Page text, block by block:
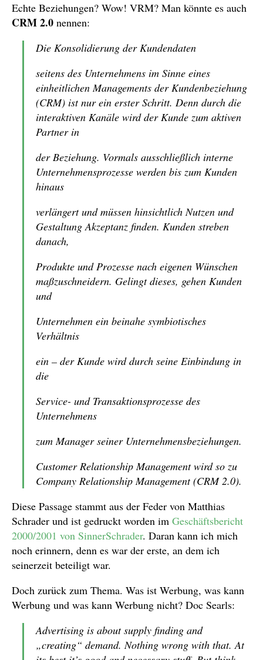
Echte Beziehungen? Wow! VRM? Man könnte es auch
CRM 2.0 nennen:
Die Konsolidierung der Kundendaten
seitens des Unternehmens im Sinne eines
einheitlichen Managements der Kundenbeziehung
(CRM) ist nur ein erster Schritt. Denn durch die
interaktiven Kanäle wird der Kunde zum aktiven
Partner in
der Beziehung. Vormals ausschließlich interne
Unternehmensprozesse werden bis zum Kunden
hinaus
verlängert und müssen hinsichtlich Nutzen und
Gestaltung Akzeptanz finden. Kunden streben
danach,
Produkte und Prozesse nach eigenen Wünschen
maßzuschneidern. Gelingt dieses, gehen Kunden
und
Unternehmen ein beinahe symbiotisches
Verhältnis
ein – der Kunde wird durch seine Einbindung in
die
Service- und Transaktionsprozesse des
Unternehmens
zum Manager seiner Unternehmensbeziehungen.
Customer Relationship Management wird so zu
Company Relationship Management (CRM 2.0).
Diese Passage stammt aus der Feder von Matthias
Schrader und ist gedruckt worden im Geschäftsbericht
2000/2001 von SinnerSchrader. Daran kann ich mich
noch erinnern, denn es war der erste, an dem ich
seinerzeit beteiligt war.
Doch zurück zum Thema. Was ist Werbung, was kann
Werbung und was kann Werbung nicht? Doc Searls:
Advertising is about supply finding and
„creating“ demand. Nothing wrong with that. At